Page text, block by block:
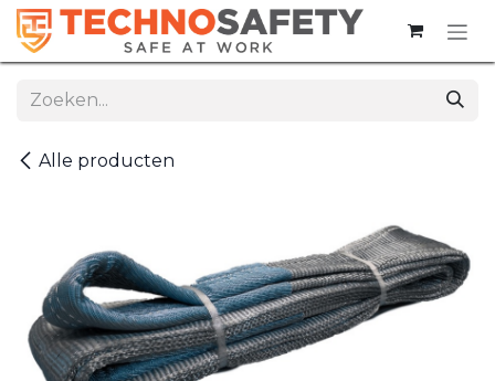
Overslaan naar inhoud
Alle producten